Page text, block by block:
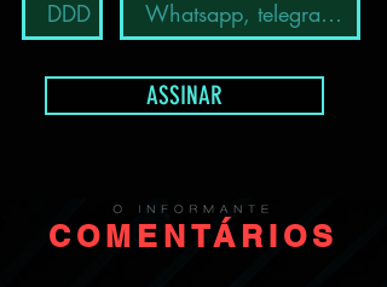
COMENTÁRIOS
ASSINAR